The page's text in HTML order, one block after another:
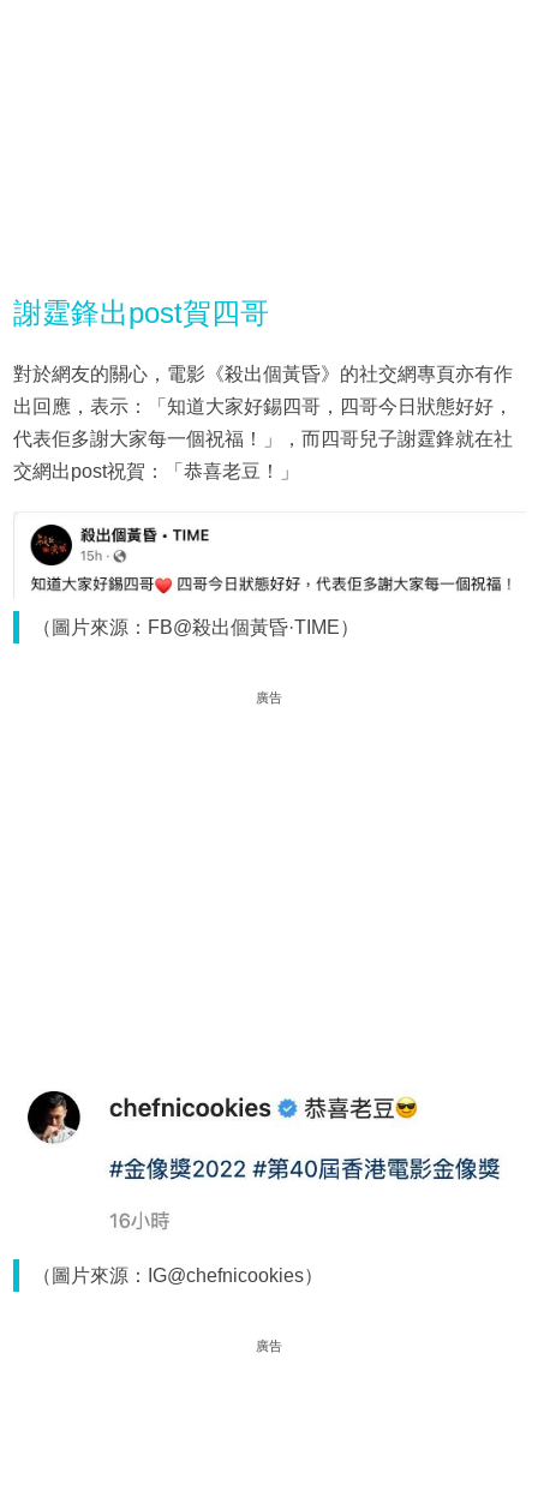
謝霆鋒出post賀四哥
對於網友的關心，電影《殺出個黃昏》的社交網專頁亦有作
出回應，表示：「知道大家好錫四哥，四哥今日狀態好好，
代表佢多謝大家每一個祝福！」，而四哥兒子謝霆鋒就在社
交網出post祝賀：「恭喜老豆！」
（圖片來源：FB@殺出個黃昏·TIME）
廣告
（圖片來源：IG@chefnicookies）
廣告